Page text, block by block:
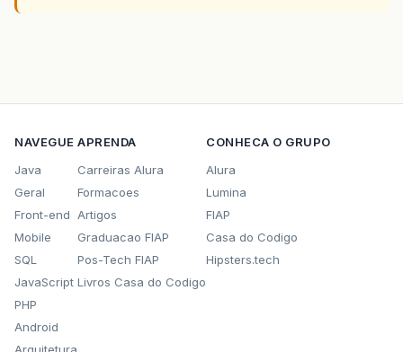
NAVEGUE
Java
Geral
Front-end
Mobile
SQL
JavaScript
PHP
Android
APRENDA
Carreiras Alura
Formacoes
Artigos
Graduacao FIAP
Pos-Tech FIAP
Livros Casa do Codigo
CONHECA O GRUPO
Alura
Lumina
FIAP
Casa do Codigo
Hipsters.tech